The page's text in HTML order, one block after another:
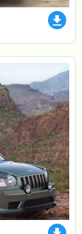
file_download